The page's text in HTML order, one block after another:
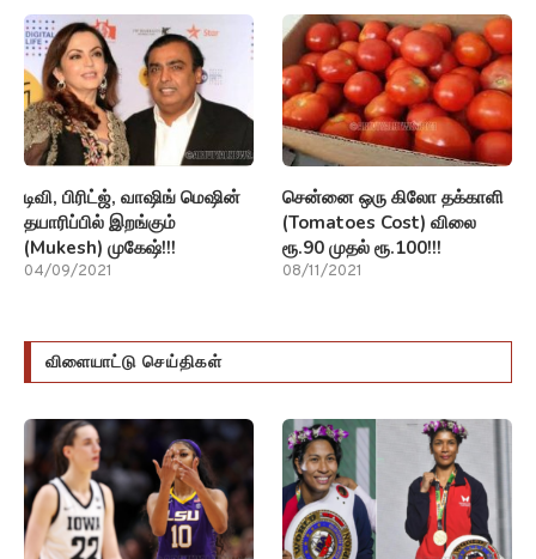
டிவி, பிரிட்ஜ், வாஷிங் மெஷின்
தயாரிப்பில் இறங்கும்
(Mukesh) முகேஷ்!!!
04/09/2021
சென்னை ஒரு கிலோ தக்காளி
(Tomatoes Cost) விலை
ரூ.90 முதல் ரூ.100!!!
08/11/2021
விளையாட்டு செய்திகள்